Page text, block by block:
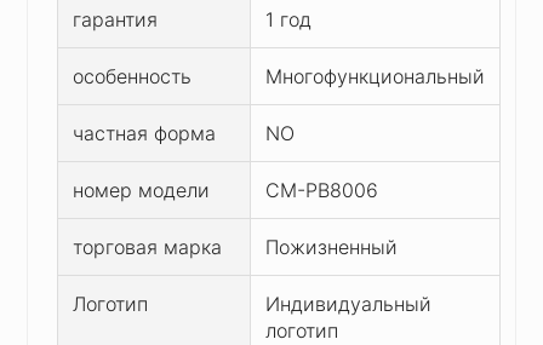
гарантия 1 год
особенность Многофункциональный
частная форма NO
номер модели CM-PB8006
торговая марка Пожизненный
Логотип
Индивидуальный
логотип